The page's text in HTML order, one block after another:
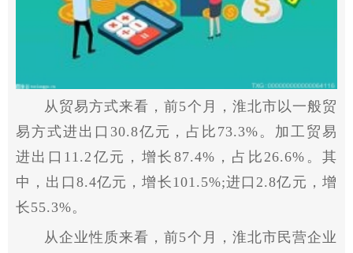
从贸易方式来看，前5个月，淮北市以一般贸
易方式进出口30.8亿元，占比73.3%。加工贸易
进出口11.2亿元，增长87.4%，占比26.6%。其
中，出口8.4亿元，增长101.5%;进口2.8亿元，增
长55.3%。
从企业性质来看，前5个月，淮北市民营企业